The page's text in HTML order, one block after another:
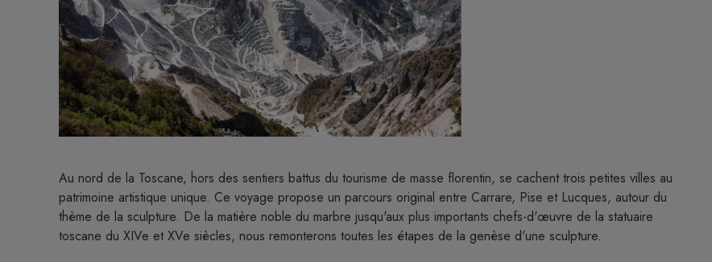
Au nord de la Toscane, hors des sentiers battus du tourisme de masse florentin, se cachent trois petites villes au
patrimoine artistique unique. Ce voyage propose un parcours original entre Carrare, Pise et Lucques, autour du
thème de la sculpture. De la matière noble du marbre jusqu'aux plus importants chefs-d'œuvre de la statuaire
toscane du XIVe et XVe siècles, nous remonterons toutes les étapes de la genèse d'une sculpture.